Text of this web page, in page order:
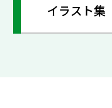
イラスト集